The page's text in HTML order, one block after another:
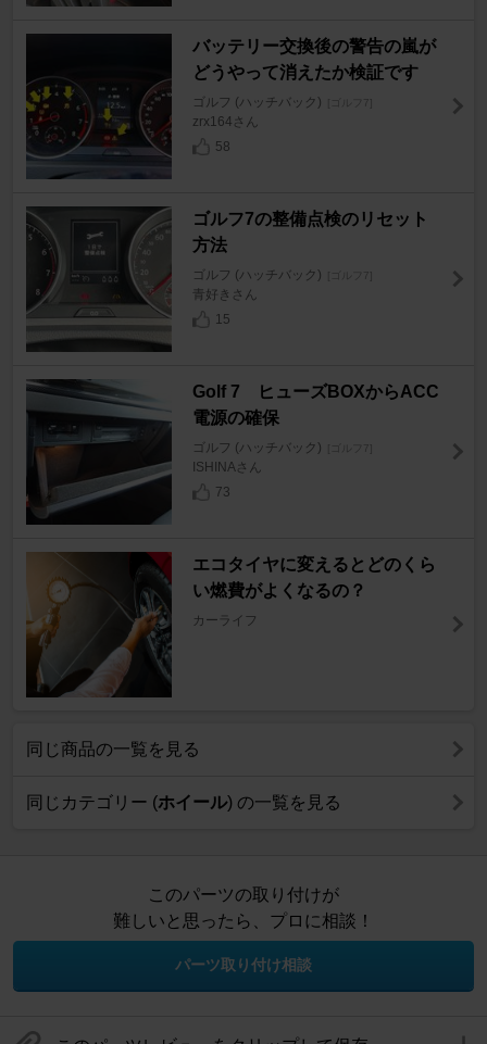
バッテリー交換後の警告の嵐が
どうやって消えたか検証です
ゴルフ (ハッチバック) [ゴルフ7]
zrx164さん
58
ゴルフ7の整備点検のリセット
方法
ゴルフ (ハッチバック) [ゴルフ7]
青好きさん
15
Golf 7 ヒューズBOXからACC
電源の確保
ゴルフ (ハッチバック) [ゴルフ7]
ISHINAさん
73
エコタイヤに変えるとどのくら
い燃費がよくなるの？
カーライフ
同じ商品の一覧を見る
同じカテゴリー (ホイール) の一覧を見る
このパーツの取り付けが
難しいと思ったら、プロに相談！
パーツ取り付け相談